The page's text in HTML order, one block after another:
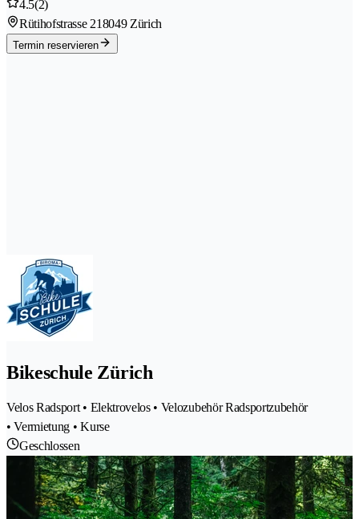
4.5(2)
Rütihofstrasse 218049 Zürich
Termin reservieren
Bikeschule Zürich
Velos Radsport • Elektrovelos • Velozubehör Radsportzubehör
• Vermietung • Kurse
Geschlossen